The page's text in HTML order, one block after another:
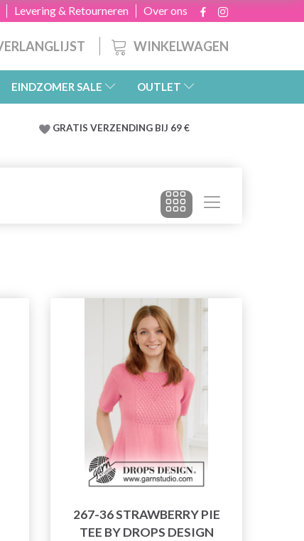
Over ons
Levering & Retourneren
WINKELWAGEN
EINDZOMER SALE OUTLET
GRATIS VERZENDING BIJ 69 €
267-36 STRAWBERRY PIE
TEE BY DROPS DESIGN